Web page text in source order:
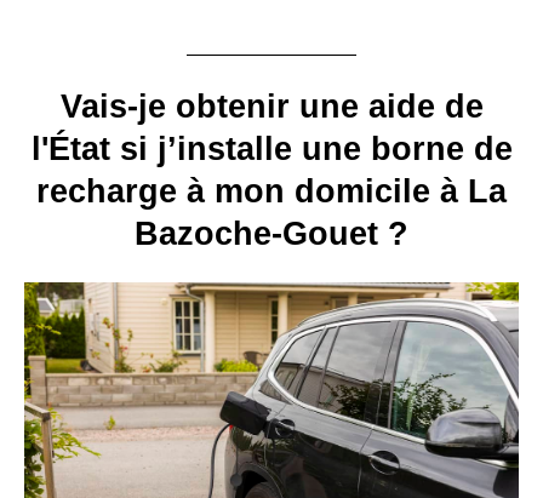
Vais-je obtenir une aide de
l'État si j’installe une borne de
recharge à mon domicile à La
Bazoche-Gouet ?